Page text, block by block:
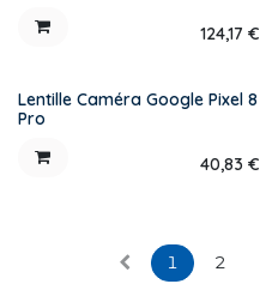
124,17 €
Lentille Caméra Google Pixel 8
Pro
40,83 €
1 2